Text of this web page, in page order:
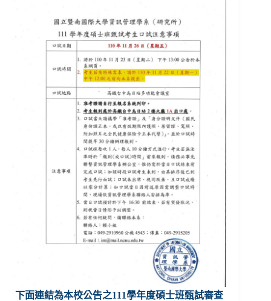
下面連結為本校公告之111學年度碩士班甄試審查